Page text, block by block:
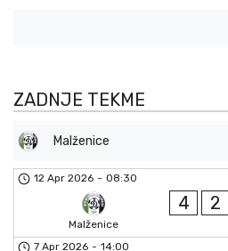
ZADNJE TEKME
Malženice
12 Apr 2026 - 08:30
Malženice
4 2
7 Apr 2026 - 14:00